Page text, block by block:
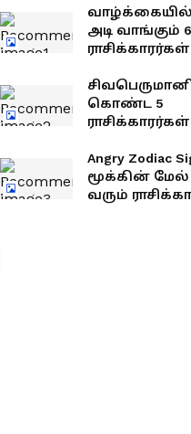
வாழ்க்கையில்
அடி வாங்கும் 6
கொண்ட 5
மகாசக்தி
தெரியுமா?
Angry Zodiac
மூக்கின்
வரும்